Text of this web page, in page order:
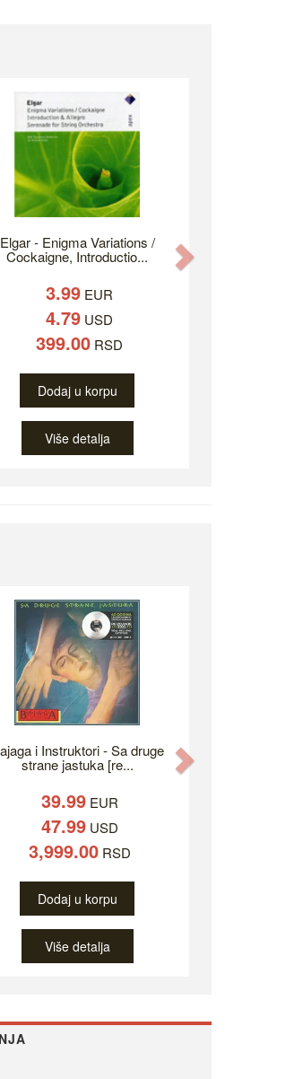
Elgar - Enigma Variations /
Cockaigne, Introductio...
3.99 EUR
4.79 USD
399.00 RSD
Dodaj u korpu
Više detalja
i Instruktori - Sa druge
strane jastuka [re...
39.99EUR
47.99USD
3,999.00RSD
Dodaj u korpu
Više detalja